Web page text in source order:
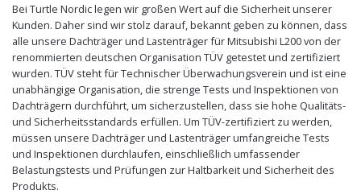
Bei Turtle Nordic legen wir großen Wert auf die Sicherheit unserer
Kunden. Daher sind wir stolz darauf, bekannt geben zu können, dass
alle unsere Dachträger und Lastenträger für Mitsubishi L200 von der
renommierten deutschen Organisation TÜV getestet und zertifiziert
wurden. TÜV steht für Technischer Überwachungsverein und ist eine
unabhängige Organisation, die strenge Tests und Inspektionen von
Dachträgern durchführt, um sicherzustellen, dass sie hohe Qualitäts-
und Sicherheitsstandards erfüllen. Um TÜV-zertifiziert zu werden,
müssen unsere Dachträger und Lastenträger umfangreiche Tests
und Inspektionen durchlaufen, einschließlich umfassender
Belastungstests und Prüfungen zur Haltbarkeit und Sicherheit des
Produkts.